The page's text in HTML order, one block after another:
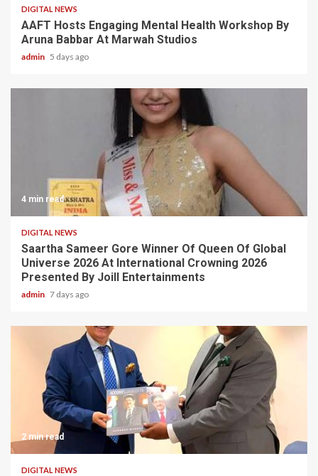
DIGITAL NEWS
AAFT Hosts Engaging Mental Health Workshop By
Aruna Babbar At Marwah Studios
admin 5 days ago
4 min read
DIGITAL NEWS
Saartha Sameer Gore Winner Of Queen Of Global
Universe 2026 At International Crowning 2026
Presented By Joill Entertainments
admin 7 days ago
2 min read
DIGITAL NEWS